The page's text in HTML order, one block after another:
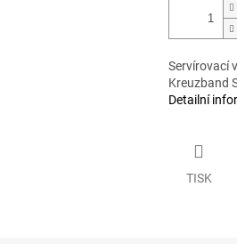
Servírovací
Kreuzband
Detailní
TISK